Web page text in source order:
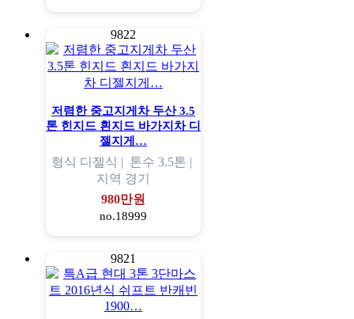
9822
저렴한 중고지게차 두산 3.5
톤 힌지드 흰지드 바가지차 디
젤지게…
형식 디젤식 | 톤수 3.5톤 |
지역 경기
980만원
no.18999
9821